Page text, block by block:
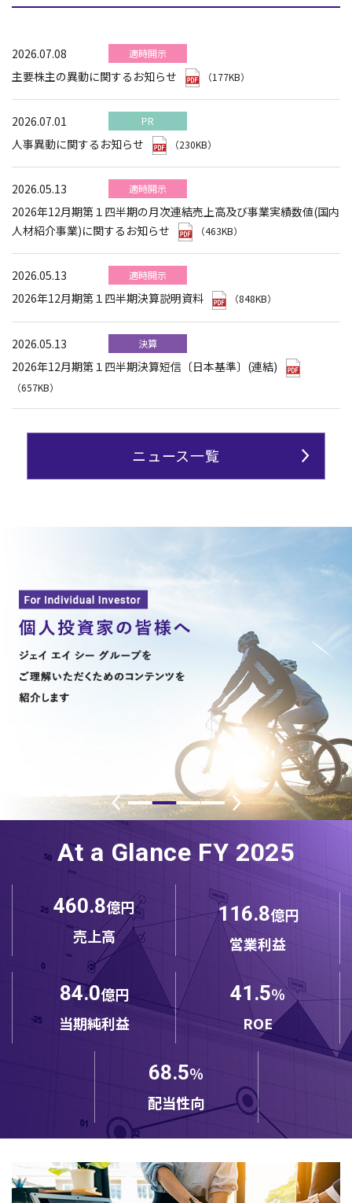
2026.07.08 適時開示
主要株主の異動に関するお知らせ （177KB）
2026.07.01 PR
人事異動に関するお知らせ （230KB）
2026.05.13 適時開示
2026年12月期第１四半期の月次連結売上高及び事業実績数値(国内
人材紹介事業)に関するお知らせ
（463KB）
2026.05.13 適時開示
2026年12月期第１四半期決算説明資料 （848KB）
2026.05.13 決算
2026年12月期第１四半期決算短信〔日本基準〕(連結)
（657KB）
ニュース一覧
At a Glance FY 2025
460.8億円
売上高
116.8億円
営業利益
84.0億円
当期純利益
41.5％
ROE
68.5％
配当性向